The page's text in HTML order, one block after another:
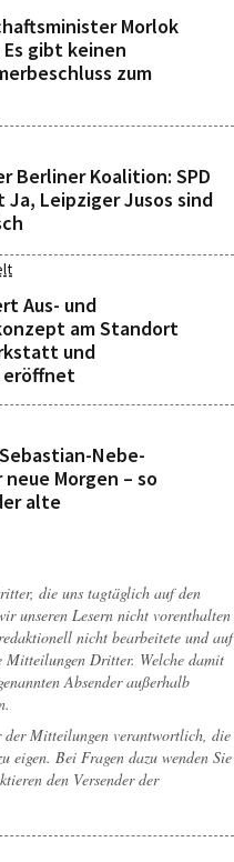
Morlok
gibt keinen
zum
Berliner Koalition: SPD
Ja, Leipziger Jusos sind
Aus- und
am Standort
und
eröffnet
Nebe-
Morgen – so
alte
die uns tagtäglich auf den
unseren Lesern nicht vorenthalten
nicht bearbeitete und auf
Dritter. Welche damit
Absender außerhalb
Mitteilungen verantwortlich, die
eigen. Bei Fragen dazu wenden Sie
den Versender der